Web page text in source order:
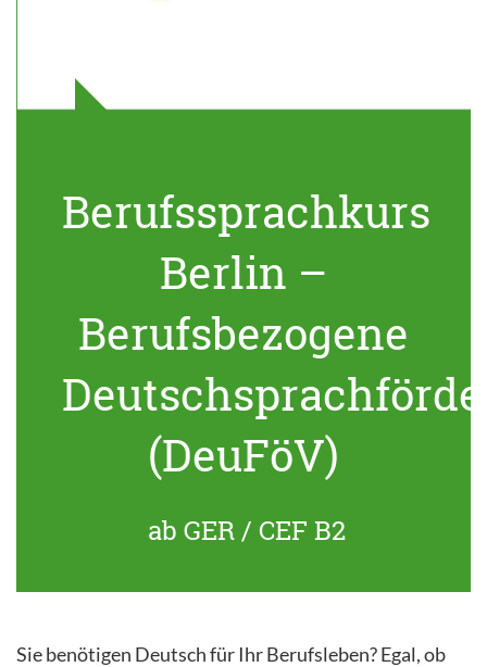
Berufssprachkurs
Berlin –
Berufsbezogene
(DeuFöV)
ab GER / CEF B2
Sie benötigen Deutsch für Ihr Berufsleben? Egal, ob